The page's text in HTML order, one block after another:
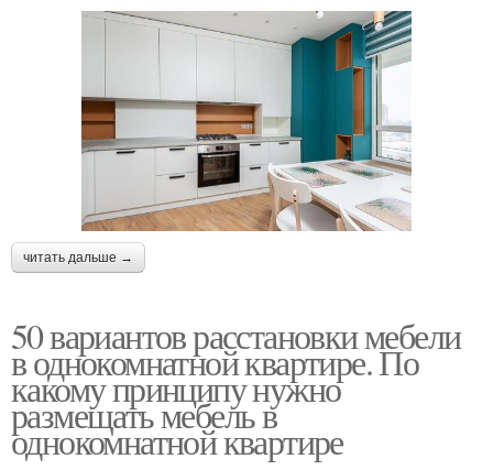
читать дальше →
50 вариантов расстановки мебели
в однокомнатной квартире. По
какому принципу нужно
размещать мебель в
однокомнатной квартире